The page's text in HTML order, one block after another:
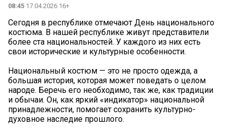
08:45 17.04.2026 16+
Сегодня в республике отмечают День национального
костюма. В нашей республике живут представители
более ста национальностей. У каждого из них есть
свои исторические и культурные особенности.
Национальный костюм — это не просто одежда, а
большая история, которая может поведать о целом
народе. Беречь его необходимо, так же, как традиции
и обычаи. Он, как яркий «индикатор» национальной
принадлежности, помогает сохранить культурно-
духовное наследие прошлого.